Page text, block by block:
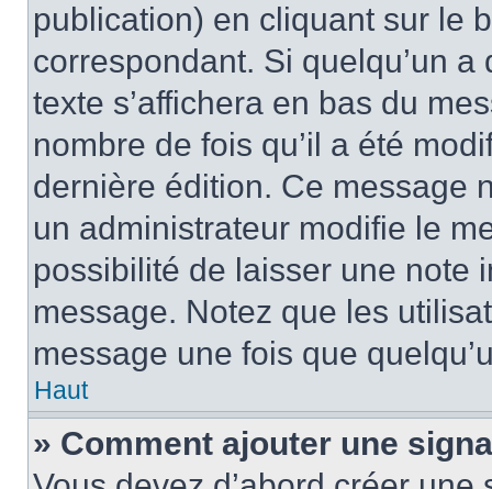
publication) en cliquant sur le
correspondant. Si quelqu’un
texte s’affichera en bas du
nombre de fois qu’il a été
dernière édition. Ce message
un administrateur modifie le
possibilité de laisser une note
message. Notez que les
message une fois que
Haut
» Comment ajouter une